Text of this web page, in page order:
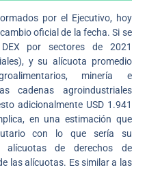
por el Ejecutivo, hoy
oficial de la fecha. Si se
por sectores de 2021
y su alícuota promedio
minería e
cadenas agroindustriales
adicionalmente USD 1.941
en una estimación que
con lo que sería su
alícuotas de derechos de
las alícuotas. Es similar a las